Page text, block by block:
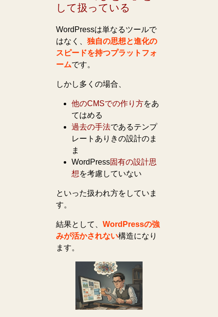
して扱っている
WordPressは単なるツールで
はなく、独自の思想と進化の
スピードを持つプラットフォ
ームです。
しかし多くの場合、
他のCMSでの作り方をあ
てはめる
過去の手法であるテンプ
レートありきの設計のま
ま
WordPress固有の設計思
想を考慮していない
といった扱われ方をしていま
す。
結果として、WordPressの強
みが活かされない構造になり
ます。